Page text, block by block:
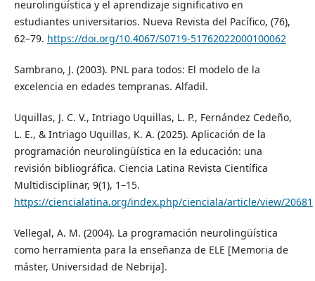
neurolingüística y el aprendizaje significativo en
estudiantes universitarios. Nueva Revista del Pacífico, (76),
62–79. https://doi.org/10.4067/S0719-51762022000100062
Sambrano, J. (2003). PNL para todos: El modelo de la
excelencia en edades tempranas. Alfadil.
Uquillas, J. C. V., Intriago Uquillas, L. P., Fernández Cedeño,
L. E., & Intriago Uquillas, K. A. (2025). Aplicación de la
programación neurolingüística en la educación: una
revisión bibliográfica. Ciencia Latina Revista Científica
Multidisciplinar, 9(1), 1–15.
https://ciencialatina.org/index.php/cienciala/article/view/20681
Vellegal, A. M. (2004). La programación neurolingüística
como herramienta para la enseñanza de ELE [Memoria de
máster, Universidad de Nebrija].